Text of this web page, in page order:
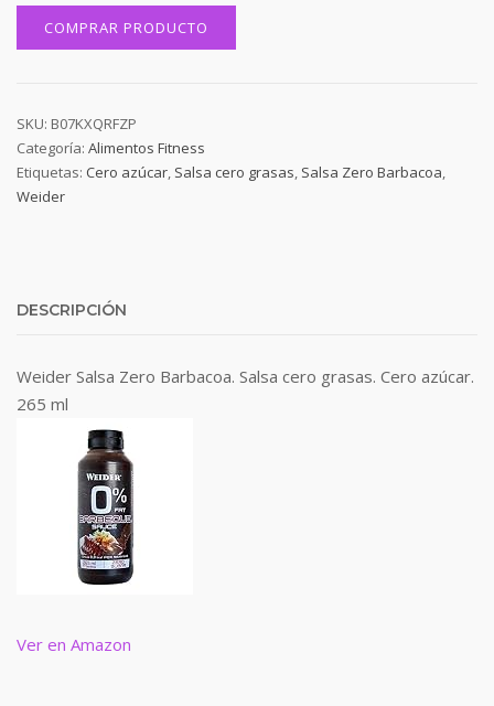
COMPRAR PRODUCTO
SKU: B07KXQRFZP
Categoría: Alimentos Fitness
Etiquetas: Cero azúcar, Salsa cero grasas, Salsa Zero Barbacoa,
Weider
DESCRIPCIÓN
Weider Salsa Zero Barbacoa. Salsa cero grasas. Cero azúcar.
265 ml
Ver en Amazon